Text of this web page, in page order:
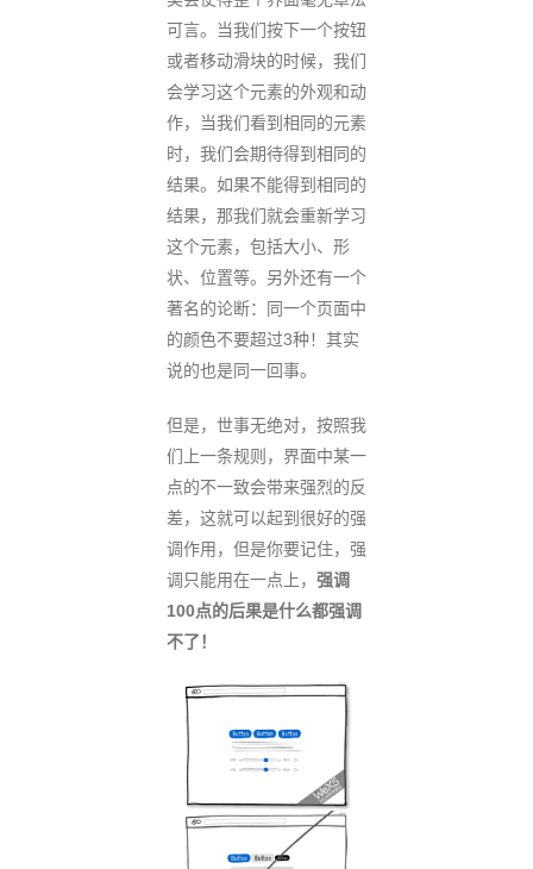
可言。当我们按下一个按钮
或者移动滑块的时候，我们
会学习这个元素的外观和动
作，当我们看到相同的元素
时，我们会期待得到相同的
结果。如果不能得到相同的
结果，那我们就会重新学习
这个元素，包括大小、形
状、位置等。另外还有一个
著名的论断：同一个页面中
的颜色不要超过3种！其实
说的也是同一回事。
但是，世事无绝对，按照我
们上一条规则，界面中某一
点的不一致会带来强烈的反
差，这就可以起到很好的强
调作用，但是你要记住，强
调只能用在一点上， 强调
100点的后果是什么都强调
不了！